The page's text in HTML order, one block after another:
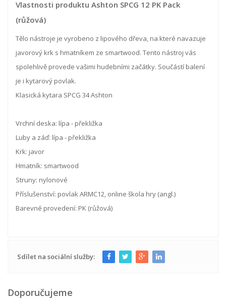
Vlastnosti produktu Ashton SPCG 12 PK Pack
(růžová)
Tělo nástroje je vyrobeno z lipového dřeva, na které navazuje
javorový krk s hmatníkem ze smartwood. Tento nástroj vás
spolehlivě provede vašimi hudebními začátky. Součástí balení
je i kytarový povlak.
Klasická kytara SPCG 34 Ashton
Vrchní deska: lípa - překližka
Luby a záď: lípa - překližka
Krk: javor
Hmatník: smartwood
Struny: nylonové
Příslušenství: povlak ARMC12, online škola hry (angl.)
Barevné provedení: PK (růžová)
Sdílet na sociální služby:
Doporučujeme